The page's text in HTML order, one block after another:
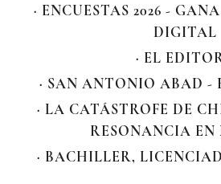
· ENCUESTAS 2026 -
DIGITAL
· EL
· SAN ANTONIO ABAD -
· LA CATÁSTROFE DE
RESONANCIA EN
· BACHILLER,